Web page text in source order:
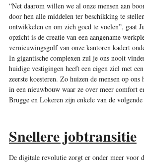
“Net daarom willen we al onze mensen aan
door hen alle middelen ter beschikking te
ontwikkelen en om zich goed te voelen”, gaat
opzicht is de creatie van een aangename
vernieuwingsgolf van onze kantoren kadert
In gigantische complexen zul je ons nooit
huidige vestigingen heeft een eigen ziel met
zeerste koesteren. Zo huizen de mensen op
in een nieuwbouw waar ze over meer comfort
Brugge en Lokeren zijn enkele van de
Snellere jobtransitie
De digitale revolutie zorgt er onder meer voor